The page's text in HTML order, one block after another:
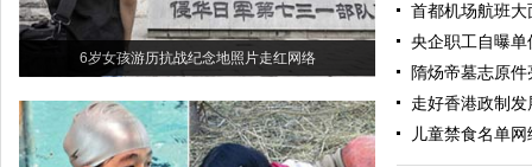
6岁女孩游历抗战纪念地照片走红网络
首都机场航班
央企职工自曝
隋炀帝墓志原
走好香港政制
儿童禁食名单